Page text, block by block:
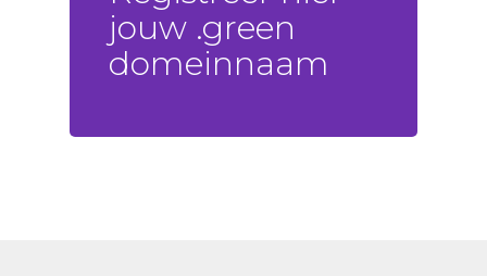
jouw .green
domeinnaam